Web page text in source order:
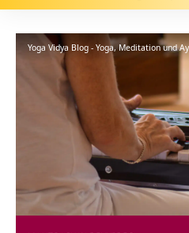
Yoga Vidya Blog - Yoga, Meditation und